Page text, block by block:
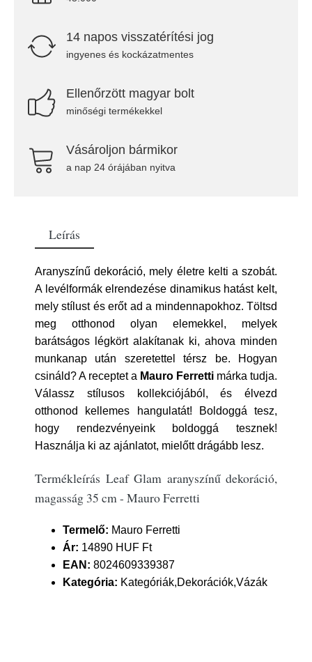
14 napos visszatérítési jog
ingyenes és kockázatmentes
Ellenőrzött magyar bolt
minőségi termékekkel
Vásároljon bármikor
a nap 24 órájában nyitva
Leírás
Aranyszínű dekoráció, mely életre kelti a szobát.
A levélformák elrendezése dinamikus hatást kelt,
mely stílust és erőt ad a mindennapokhoz. Töltsd
meg otthonod olyan elemekkel, melyek
barátságos légkört alakítanak ki, ahova minden
munkanap után szeretettel térsz be. Hogyan
csináld? A receptet a Mauro Ferretti márka tudja.
Válassz stílusos kollekciójából, és élvezd
otthonod kellemes hangulatát! Boldoggá tesz,
hogy rendezvényeink boldoggá tesznek!
Használja ki az ajánlatot, mielőtt drágább lesz.
Termékleírás Leaf Glam aranyszínű dekoráció,
magasság 35 cm - Mauro Ferretti
Termelő: Mauro Ferretti
Ár: 14890 HUF Ft
EAN: 8024609339387
Kategória: Kategóriák,Dekorációk,Vázák